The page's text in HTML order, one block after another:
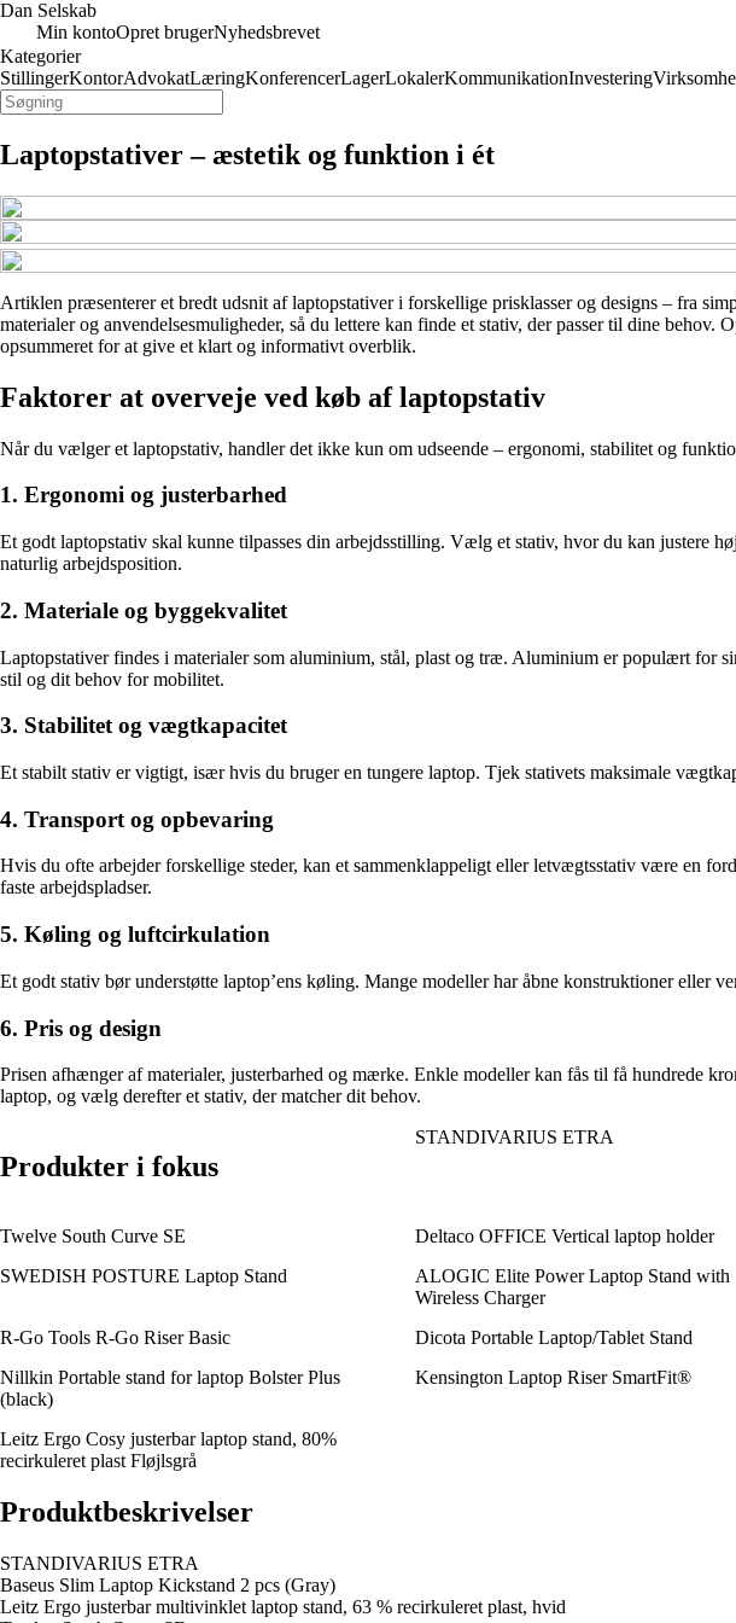
Dan Selskab
Min kontoOpret brugerNyhedsbrevet
Kategorier
StillingerKontorAdvokatLæringKonferencerLagerLokalerKommunikationInvestering
Laptopstativer – æstetik og funktion i ét
Artiklen præsenterer et bredt udsnit af laptopstativer i forskellige prisklasser og designs – fra
materialer og anvendelsesmuligheder, så du lettere kan finde et stativ, der passer til dine
opsummeret for at give et klart og informativt overblik.
Faktorer at overveje ved køb af laptopstativ
Når du vælger et laptopstativ, handler det ikke kun om udseende – ergonomi, stabilitet og
1. Ergonomi og justerbarhed
Et godt laptopstativ skal kunne tilpasses din arbejdsstilling. Vælg et stativ, hvor du kan justere
naturlig arbejdsposition.
2. Materiale og byggekvalitet
Laptopstativer findes i materialer som aluminium, stål, plast og træ. Aluminium er populært for
stil og dit behov for mobilitet.
3. Stabilitet og vægtkapacitet
Et stabilt stativ er vigtigt, især hvis du bruger en tungere laptop. Tjek stativets maksimale
4. Transport og opbevaring
Hvis du ofte arbejder forskellige steder, kan et sammenklappeligt eller letvægtsstativ være en
faste arbejdspladser.
5. Køling og luftcirkulation
Et godt stativ bør understøtte laptop’ens køling. Mange modeller har åbne konstruktioner eller
6. Pris og design
Prisen afhænger af materialer, justerbarhed og mærke. Enkle modeller kan fås til få hundrede
laptop, og vælg derefter et stativ, der matcher dit behov.
Produkter i fokus
STANDIVARIUS ETRA
Twelve South Curve SE Deltaco OFFICE Vertical laptop holder
SWEDISH POSTURE Laptop Stand
ALOGIC Elite Power Laptop Stand with
Wireless Charger
R-Go Tools R-Go Riser Basic Dicota Portable Laptop/Tablet Stand
Nillkin Portable stand for laptop Bolster Plus
(black)
Kensington Laptop Riser SmartFit®
Leitz Ergo Cosy justerbar laptop stand, 80%
recirkuleret plast Fløjlsgrå
Produktbeskrivelser
STANDIVARIUS ETRA
Baseus Slim Laptop Kickstand 2 pcs (Gray)
Leitz Ergo justerbar multivinklet laptop stand, 63 % recirkuleret plast, hvid